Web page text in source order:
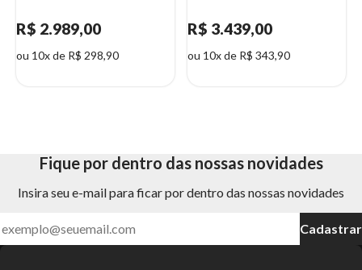
R$ 2.989,00
ou 10x de R$ 298,90
R$ 3.439,00
ou 10x de R$ 343,90
Fique por dentro das nossas novidades
Insira seu e-mail para ficar por dentro das nossas novidades
Cadastrar